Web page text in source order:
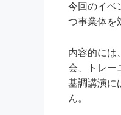
今回のイベ
つ事業体を
内容的には
会、トレー
基調講演に
ん。